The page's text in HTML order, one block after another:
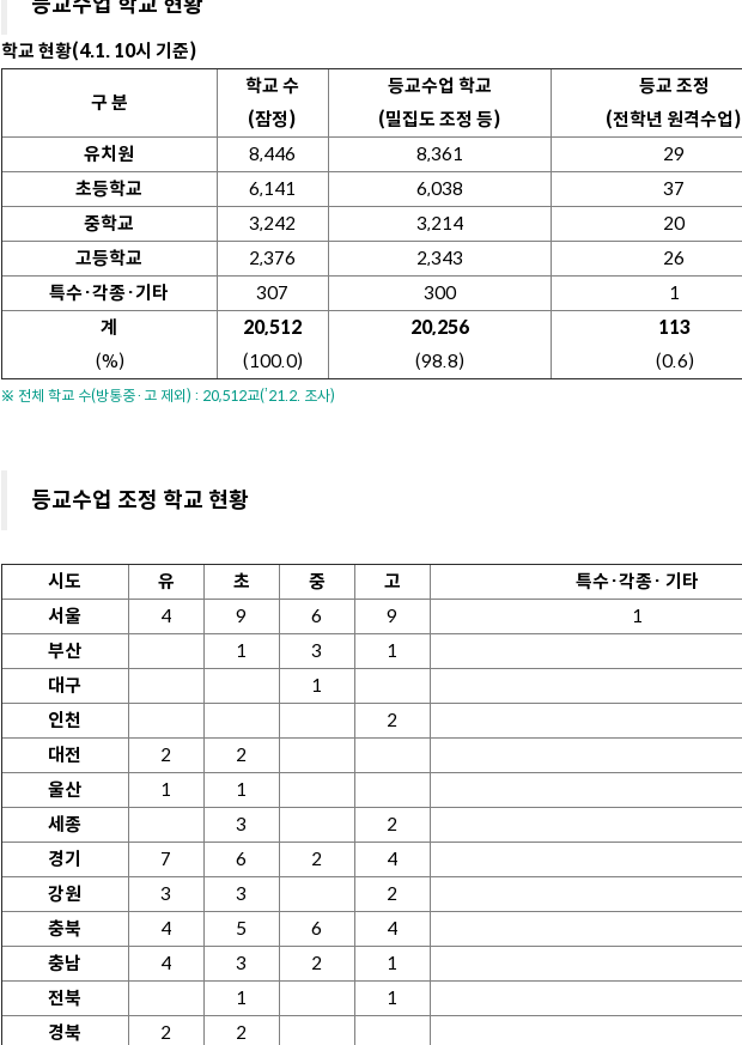
학교 현황(4.1. 10시 기준)
구 분
학교 수
(잠정)
등교수업 학교
(밀집도 조정 등)
등교 조정
(전학년 원격수업)
유치원 8,446 8,361 29
초등학교
6,141 6,038 37
중학교
3,242 3,214 20
고등학교
2,376 2,343 26
특수·각종·기타
307 300 1
계
(%)
20,512
(100.0)
20,256
(98.8)
113
(0.6)
※ 전체 학교 수(방통중·고 제외) : 20,512교(’21.2. 조사)
등교수업 조정 학교 현황
시도 유 초 중 고 특수·각종· 기타
서울
4 9 6 9 1
부산
1 3 1
대구
1
인천
2
대전
2 2
울산
1 1
세종
3 2
경기
7 6 2 4
강원
3 3 2
충북
4 5 6 4
충남
4 3 2 1
전북
1 1
경북
2 2